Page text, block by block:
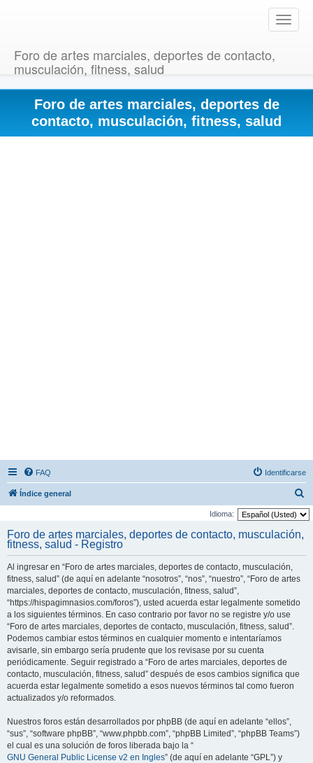
T
o
e
v
Foro de artes marciales, deportes de contacto,
musculación, fitness, salud
Foro de artes marciales, deportes de
contacto, musculación, fitness, salud
FAQ Identificarse
Índice general
u
Idioma:
Foro de artes marciales, deportes de contacto, musculación,
fitness, salud - Registro
Al ingresar en “Foro de artes marciales, deportes de contacto, musculación,
fitness, salud” (de aquí en adelante “nosotros”, “nos”, “nuestro”, “Foro de artes
marciales, deportes de contacto, musculación, fitness, salud”,
“https://hispagimnasios.com/foros”), usted acuerda estar legalmente sometido
a los siguientes términos. En caso contrario por favor no se registre y/o use
“Foro de artes marciales, deportes de contacto, musculación, fitness, salud”.
Podemos cambiar estos términos en cualquier momento e intentaríamos
avisarle, sin embargo sería prudente que los revisase por su cuenta
periódicamente. Seguir registrado a “Foro de artes marciales, deportes de
contacto, musculación, fitness, salud” después de esos cambios significa que
acuerda estar legalmente sometido a esos nuevos términos tal como fueron
actualizados y/o reformados.
Nuestros foros están desarrollados por phpBB (de aquí en adelante “ellos”,
“sus”, “software phpBB”, “www.phpbb.com”, “phpBB Limited”, “phpBB Teams”)
el cual es una solución de foros liberada bajo la “
GNU General Public License v2 en Ingles” (de aquí en adelante “GPL”) y